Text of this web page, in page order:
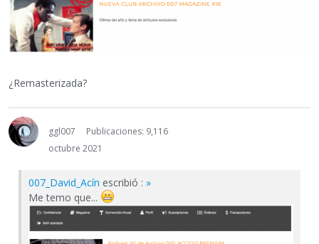
¿Remasterizada?
ggl007
Publicaciones: 9,116
octubre 2021
007_David_Acín escribió : »
Me temo que...